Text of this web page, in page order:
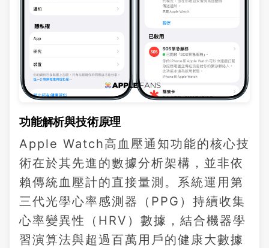
功能解析與技術原理
Apple Watch高血壓通知功能的核心技
術在於其先進的數據分析架構，並非依
賴傳統血壓計的直接量測。系統運用第
三代光學心率感測器（PPG）持續收集
心率變異性（HRV）數據，結合機器學
習演算法與超過百萬用戶的健康大數據